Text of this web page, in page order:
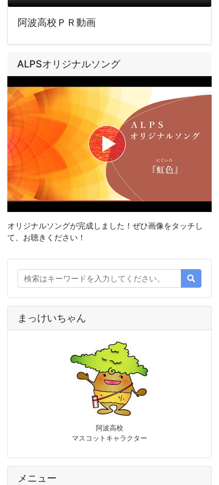
阿波高校ＰＲ動画
ALPSオリジナルソング
オリジナルソングが完成しました！ぜひ画像をタッチし
て、お聴きください！
まっけいちゃん
阿波高校
マスコットキャラクター
メニュー